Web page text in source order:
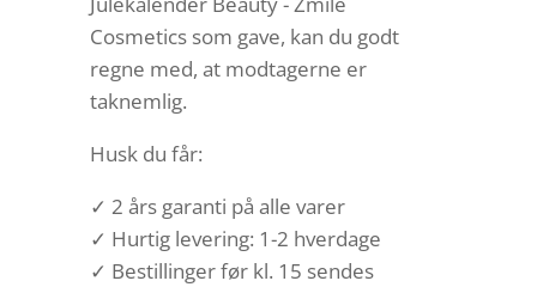
Cosmetics som gave, kan du godt
regne med, at modtagerne er
taknemlig.
Husk du får:
✓ 2 års garanti på alle varer
✓ Hurtig levering: 1-2 hverdage
✓ Bestillinger før kl. 15 sendes